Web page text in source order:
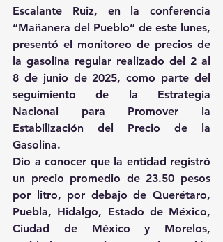
Escalante Ruiz, en la conferencia
“Mañanera del Pueblo” de este lunes,
presentó el monitoreo de precios de
la gasolina regular realizado del 2 al
8 de junio de 2025, como parte del
seguimiento de la Estrategia
Nacional para Promover la
Estabilización del Precio de la
Gasolina.
Dio a conocer que la entidad registró
un precio promedio de 23.50 pesos
por litro, por debajo de Querétaro,
Puebla, Hidalgo, Estado de México,
Ciudad de México y Morelos,